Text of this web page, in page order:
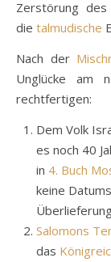
Zerstörung
die talmudische
Nach der
Unglücke am
rechtfertigen:
Dem Volk
es noch 40
in 4. Buch
keine
Salomons
das